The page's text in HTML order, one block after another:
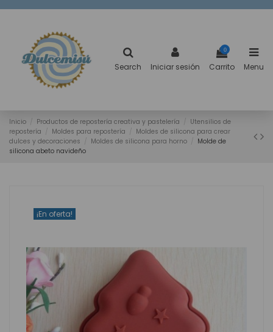
Search Iniciar sesión
0
Carrito Menu
Inicio Productos de repostería creativa y pastelería
Utensilios de
repostería
Moldes para repostería
Moldes de silicona para crear
dulces y decoraciones
Moldes de silicona para horno
Molde de
silicona abeto navideño
¡En oferta!